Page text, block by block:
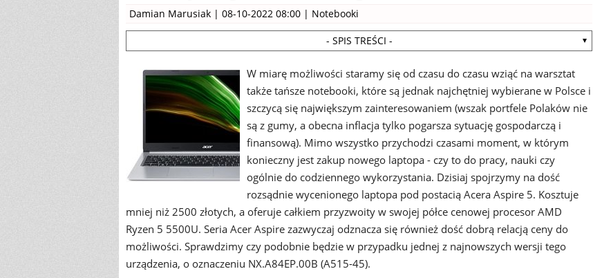
Damian Marusiak | 08-10-2022 08:00 | Notebooki
- SPIS TREŚCI -
W miarę możliwości staramy się od czasu do czasu wziąć na warsztat
także tańsze notebooki, które są jednak najchętniej wybierane w Polsce i
szczycą się największym zainteresowaniem (wszak portfele Polaków nie
są z gumy, a obecna inflacja tylko pogarsza sytuację gospodarczą i
finansową). Mimo wszystko przychodzi czasami moment, w którym
konieczny jest zakup nowego laptopa - czy to do pracy, nauki czy
ogólnie do codziennego wykorzystania. Dzisiaj spojrzymy na dość
rozsądnie wycenionego laptopa pod postacią Acera Aspire 5. Kosztuje
mniej niż 2500 złotych, a oferuje całkiem przyzwoity w swojej półce cenowej procesor AMD
Ryzen 5 5500U. Seria Acer Aspire zazwyczaj odznacza się również dość dobrą relacją ceny do
możliwości. Sprawdzimy czy podobnie będzie w przypadku jednej z najnowszych wersji tego
urządzenia, o oznaczeniu NX.A84EP.00B (A515-45).